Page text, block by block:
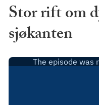
Stor rift om
sjøkanten